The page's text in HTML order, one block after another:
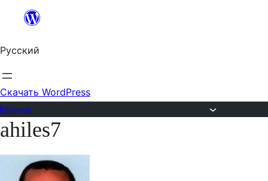
Перейти
содержимому
Русский
Скачать WordPress
Перейти
содержимому
ahiles7